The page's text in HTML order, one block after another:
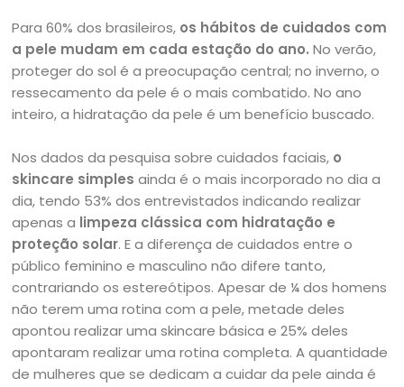
Para 60% dos brasileiros, os hábitos de cuidados com
a pele mudam em cada estação do ano. No verão,
proteger do sol é a preocupação central; no inverno, o
ressecamento da pele é o mais combatido. No ano
inteiro, a hidratação da pele é um benefício buscado.
Nos dados da pesquisa sobre cuidados faciais, o
skincare simples ainda é o mais incorporado no dia a
dia, tendo 53% dos entrevistados indicando realizar
apenas a limpeza clássica com hidratação e
proteção solar. E a diferença de cuidados entre o
público feminino e masculino não difere tanto,
contrariando os estereótipos. Apesar de ¼ dos homens
não terem uma rotina com a pele, metade deles
apontou realizar uma skincare básica e 25% deles
apontaram realizar uma rotina completa. A quantidade
de mulheres que se dedicam a cuidar da pele ainda é